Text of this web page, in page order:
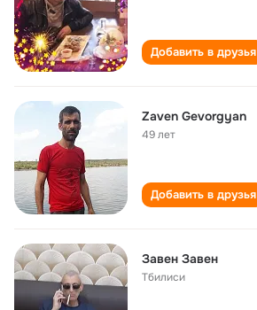
Добавить в друзья
Zaven Gevorgyan
49 лет
Добавить в друзья
Завен Завен
Тбилиси